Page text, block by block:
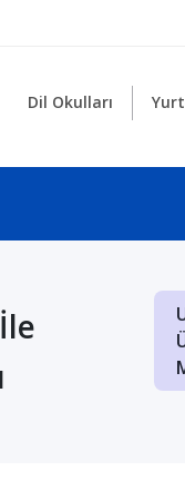
Dil Okulları
Saraybosna
İngilizce